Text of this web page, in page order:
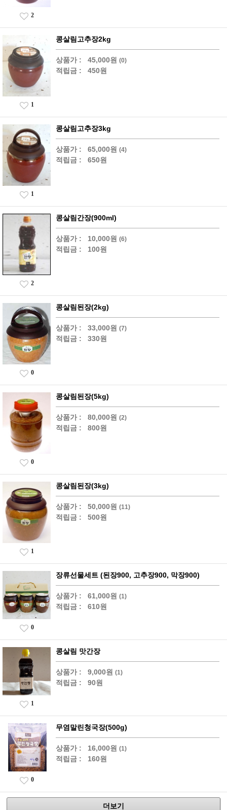
2
콩살림고추장2kg
상품가 : 45,000원 (0)
적립금 : 450원
1
콩살림고추장3kg
상품가 : 65,000원 (4)
적립금 : 650원
1
콩살림간장(900ml)
상품가 : 10,000원 (6)
적립금 : 100원
2
콩살림된장(2kg)
상품가 : 33,000원 (7)
적립금 : 330원
0
콩살림된장(5kg)
상품가 : 80,000원 (2)
적립금 : 800원
0
콩살림된장(3kg)
상품가 : 50,000원 (11)
적립금 : 500원
1
장류선물세트 (된장900, 고추장900, 막장900)
상품가 : 61,000원 (1)
적립금 : 610원
0
콩살림 맛간장
상품가 : 9,000원 (1)
적립금 : 90원
1
무염말린청국장(500g)
상품가 : 16,000원 (1)
적립금 : 160원
0
더보기